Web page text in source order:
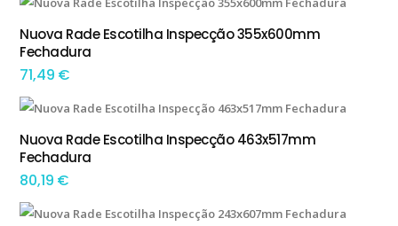
60,95 €
ADICIONAR
Nuova Rade Escotilha Inspecção 355x600mm
Fechadura
71,49 €
ADICIONAR
Nuova Rade Escotilha Inspecção 463x517mm
Fechadura
80,19 €